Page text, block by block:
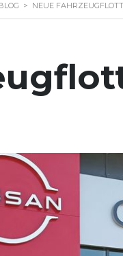
> NEUE